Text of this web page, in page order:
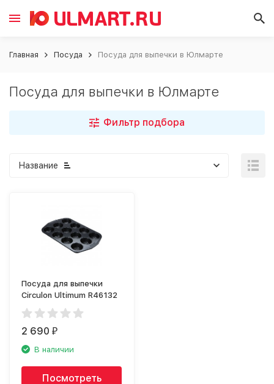
Главная Посуда Посуда для выпечки в Юлмарте
Посуда для выпечки в Юлмарте
Фильтр подбора
Название
Посуда для выпечки
Circulon Ultimum R46132
2 690₽
В наличии
Посмотреть